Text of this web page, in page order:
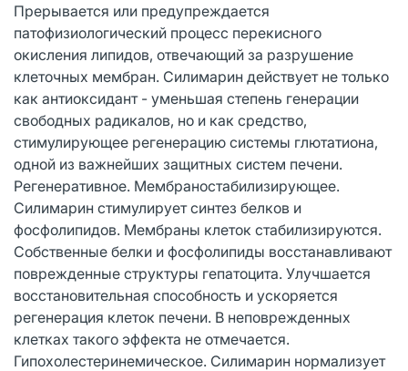
Прерывается или предупреждается
патофизиологический процесс перекисного
окисления липидов, отвечающий за разрушение
клеточных мембран. Силимарин действует не только
как антиоксидант - уменьшая степень генерации
свободных радикалов, но и как средство,
стимулирующее регенерацию системы глютатиона,
одной из важнейших защитных систем печени.
Регенеративное. Мембраностабилизирующее.
Силимарин стимулирует синтез белков и
фосфолипидов. Мембраны клеток стабилизируются.
Собственные белки и фосфолипиды восстанавливают
поврежденные структуры гепатоцита. Улучшается
восстановительная способность и ускоряется
регенерация клеток печени. В неповрежденных
клетках такого эффекта не отмечается.
Гипохолестеринемическое. Силимарин нормализует